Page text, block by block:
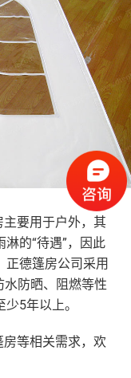
要用于户外，其
淋的“待遇”，因此
德篷房公司采用
水防晒、阻燃等性
5年以上。
等相关需求，欢